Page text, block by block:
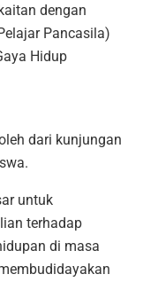
dengan
Pancasila)
Hidup
dari kunjungan
untuk
terhadap
di masa